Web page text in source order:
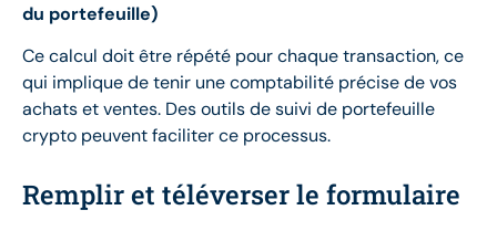
du portefeuille)
Ce calcul doit être répété pour chaque transaction, ce
qui implique de tenir une comptabilité précise de vos
achats et ventes. Des outils de suivi de portefeuille
crypto peuvent faciliter ce processus.
Remplir et téléverser le formulaire